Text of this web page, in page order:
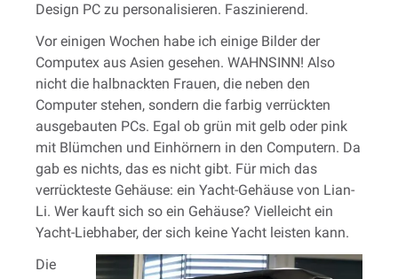
Design PC zu personalisieren. Faszinierend.
Vor einigen Wochen habe ich einige Bilder der
Computex aus Asien gesehen. WAHNSINN! Also
nicht die halbnackten Frauen, die neben den
Computer stehen, sondern die farbig verrückten
ausgebauten PCs. Egal ob grün mit gelb oder pink
mit Blümchen und Einhörnern in den Computern. Da
gab es nichts, das es nicht gibt. Für mich das
verrückteste Gehäuse: ein Yacht-Gehäuse von Lian-
Li. Wer kauft sich so ein Gehäuse? Vielleicht ein
Yacht-Liebhaber, der sich keine Yacht leisten kann.
Die